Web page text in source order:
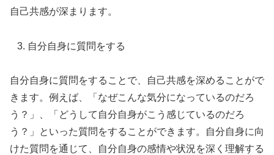
自己共感が深まります。
自分自身に質問をする
自分自身に質問をすることで、自己共感を深めることがで
きます。例えば、「なぜこんな気分になっているのだろ
う？」、「どうして自分自身がこう感じているのだろ
う？」といった質問をすることができます。自分自身に向
けた質問を通じて、自分自身の感情や状況を深く理解する